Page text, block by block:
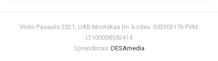
Vinilo Pasaulis 2021, UAB Montekas Įm. kodas: 303303176 PVM:
LT100008592414
Sprendimas: DESAmedia